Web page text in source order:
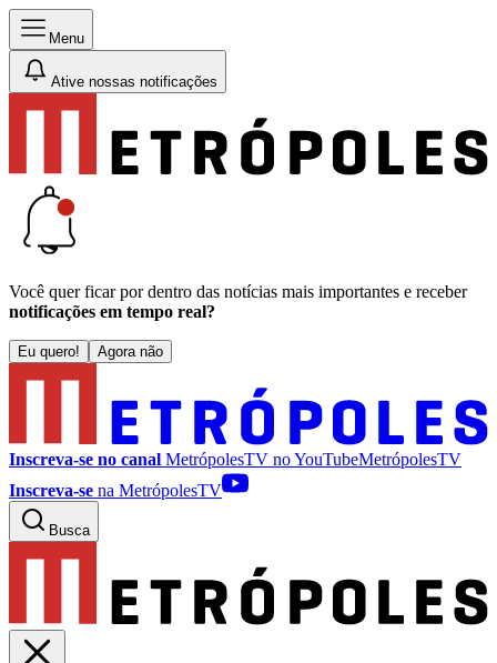
Menu
Ative nossas notificações
Você quer ficar por dentro das notícias mais importantes e receber
notificações em tempo real?
Eu quero! Agora não
Inscreva-se no canal MetrópolesTV noYouTubeMetrópolesTV
Inscreva-se na MetrópolesTV
Busca